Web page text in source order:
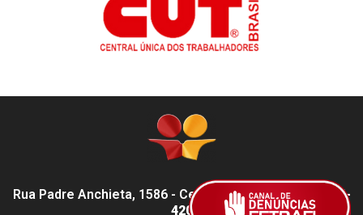
Rua Padre Anchieta, 1586 - Centro, Pelotas - RS,
96015-
420